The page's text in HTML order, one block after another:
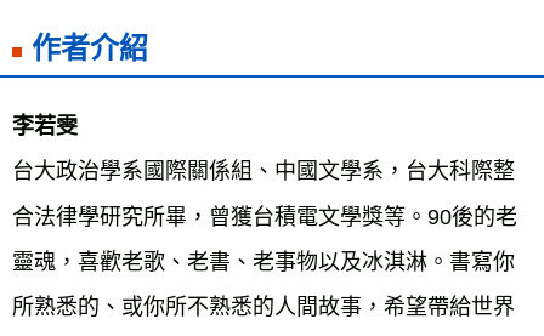
作者介紹
李若雯
台大政治學系國際關係組、中國文學系，台大科際整
合法律學研究所畢，曾獲台積電文學獎等。90後的老
靈魂，喜歡老歌、老書、老事物以及冰淇淋。書寫你
所熟悉的、或你所不熟悉的人間故事，希望帶給世界